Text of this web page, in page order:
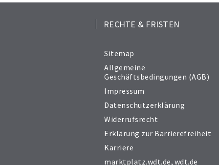
RECHTE & FRISTEN
Sitemap
Allgemeine
Geschäftsbedingungen (AGB)
Impressum
Datenschutzerklärung
Widerrufsrecht
Erklärung zur Barrierefreiheit
Karriere
marktplatz.wdt.de, wdt.de